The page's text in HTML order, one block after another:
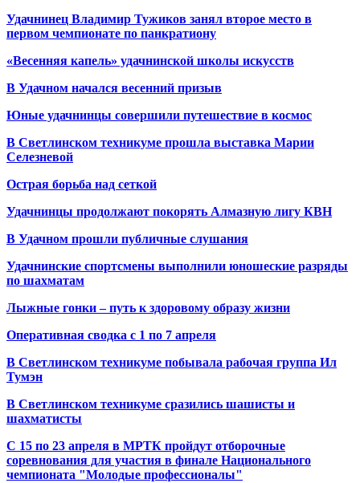
Удачнинец Владимир Тужиков занял второе место в
первом чемпионате по панкратиону
«Весенняя капель» удачнинской школы искусств
В Удачном начался весенний призыв
Юные удачнинцы совершили путешествие в космос
В Светлинском техникуме прошла выставка Марии
Селезневой
Острая борьба над сеткой
Удачнинцы продолжают покорять Алмазную лигу КВН
В Удачном прошли публичные слушания
Удачнинские спортсмены выполнили юношеские разряды
по шахматам
Лыжные гонки – путь к здоровому образу жизни
Оперативная сводка с 1 по 7 апреля
В Светлинском техникуме побывала рабочая группа Ил
Тумэн
В Светлинском техникуме сразились шашисты и
шахматисты
С 15 по 23 апреля в МРТК пройдут отборочные
соревнования для участия в финале Национального
чемпионата "Молодые профессионалы"